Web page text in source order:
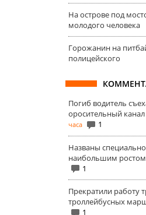
На острове под
молодого человека
Горожанин на
полицейского
Погиб водитель
оросительный канал
часа
1
Названы
наибольшим ростом
1
Прекратили работу
троллейбусных
1